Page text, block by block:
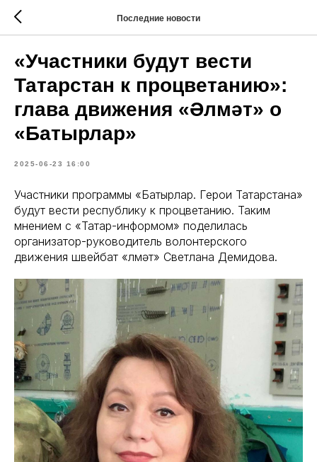
Последние новости
«Участники будут вести
Татарстан к процветанию»:
глава движения «Әлмәт» о
«Батырлар»
2025-06-23 16:00
Участники программы «Батырлар. Герои Татарстана»
будут вести республику к процветанию. Таким
мнением с «Татар-информом» поделилась
организатор-руководитель волонтерского
движения швейбат «Әлмәт» Светлана Демидова.